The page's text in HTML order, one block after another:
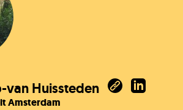
van Huissteden
Amsterdam